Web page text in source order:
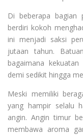
Di beberapa bagian
berdiri kokoh
ini menjadi saksi
jutaan tahun.
bagaimana
demi sedikit hingga
Meski memiliki
yang hampir selalu
angin. Angin timur
membawa aroma